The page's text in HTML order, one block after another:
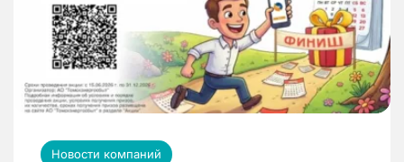
Новости компаний